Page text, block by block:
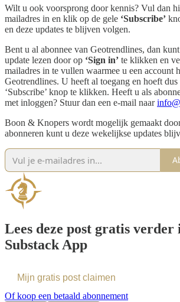
Wilt u ook voorsprong door kennis? Vul dan
mailadres in en klik op de gele ‘Subscribe’
en deze updates te blijven volgen.
Bent u al abonnee van Geotrendlines, dan
update lezen door op ‘Sign in’ te klikken en
mailadres in te vullen waarmee u een account
Geotrendlines. U heeft al toegang en hoeft
‘Subscribe’ knop te klikken. Heeft u als
met inloggen? Stuur dan een e-mail naar
Boon & Knopers wordt mogelijk gemaakt
abonneren kunt u deze wekelijkse updates
Lees deze post gratis verder
Substack App
Mijn gratis post claimen
Of koop een betaald abonnement